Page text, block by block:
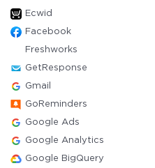
Ecwid
Facebook
Freshworks
GetResponse
Gmail
GoReminders
Google Ads
Google Analytics
Google BigQuery